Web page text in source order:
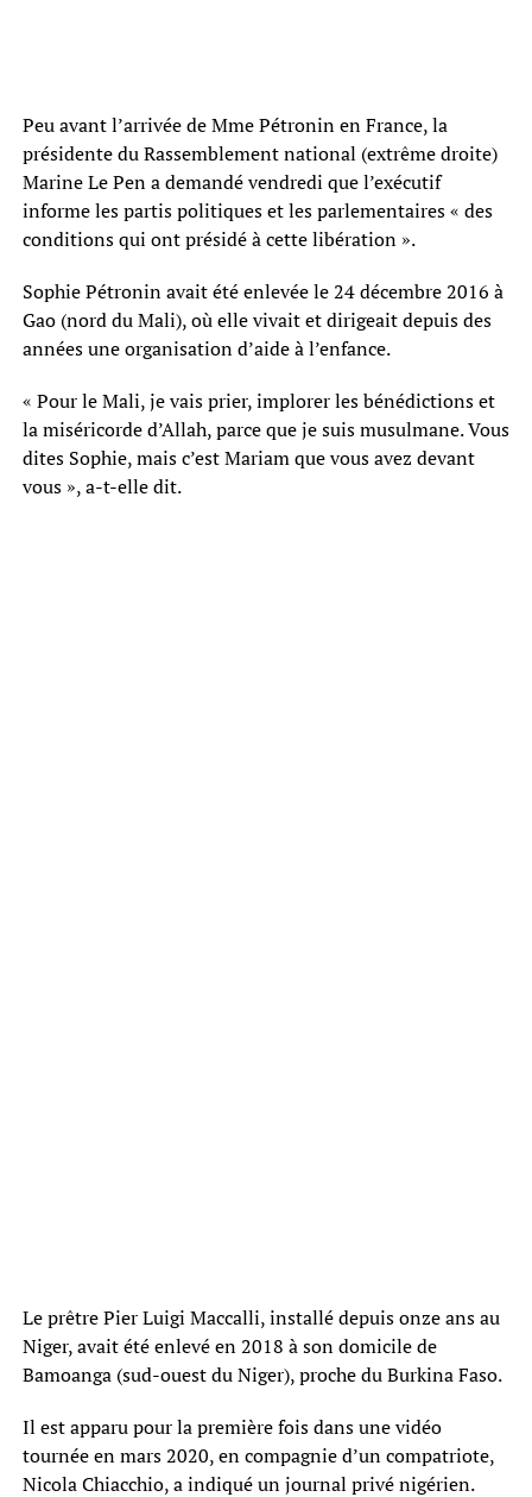
Peu avant l’arrivée de Mme Pétronin en France, la
présidente du Rassemblement national (extrême droite)
Marine Le Pen a demandé vendredi que l’exécutif
informe les partis politiques et les parlementaires « des
conditions qui ont présidé à cette libération ».
Sophie Pétronin avait été enlevée le 24 décembre 2016 à
Gao (nord du Mali), où elle vivait et dirigeait depuis des
années une organisation d’aide à l’enfance.
« Pour le Mali, je vais prier, implorer les bénédictions et
la miséricorde d’Allah, parce que je suis musulmane. Vous
dites Sophie, mais c’est Mariam que vous avez devant
vous », a-t-elle dit.
Le prêtre Pier Luigi Maccalli, installé depuis onze ans au
Niger, avait été enlevé en 2018 à son domicile de
Bamoanga (sud-ouest du Niger), proche du Burkina Faso.
Il est apparu pour la première fois dans une vidéo
tournée en mars 2020, en compagnie d’un compatriote,
Nicola Chiacchio, a indiqué un journal privé nigérien.